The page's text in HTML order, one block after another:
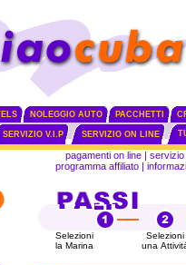
NOLEGGIO AUTO PACCHETTI
SERVIZIO V.I.P SERVIZIO ON LINE
pagamenti on line | servizio
programma affiliato|
Selezioni
la Marina
Selezioni
una